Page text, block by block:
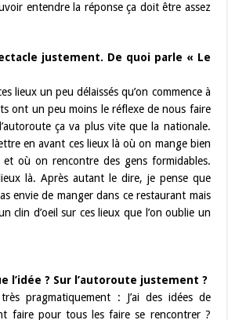
entendre la réponse ça doit être assez
justement. De quoi parle « Le
lieux un peu délaissés qu’on commence à
ont un peu moins le réflexe de nous faire
ça va plus vite que la nationale.
en avant ces lieux là où on mange bien
où on rencontre des gens formidables.
là. Après autant le dire, je pense que
envie de manger dans ce restaurant mais
clin d’oeil sur ces lieux que l’on oublie un
l’idée ? Sur l’autoroute justement ?
pragmatiquement : J’ai des idées de
faire pour tous les faire se rencontrer ?